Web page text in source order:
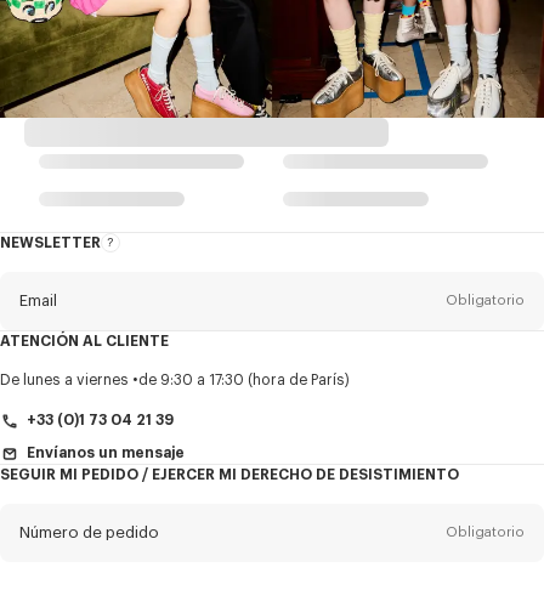
NEWSLETTER
Acerca
Email Obligatorio
TítuloObligatorio
ATENCIÓN AL CLIENTE
De lunes a viernes de 9:30 a 17:30 (hora de París)
+33 (0)1 73 04 21 39
Envíanos un mensaje
SEGUIR MI PEDIDO / EJERCER MI DERECHO DE DESISTIMIENTO
Número de pedido Obligatorio